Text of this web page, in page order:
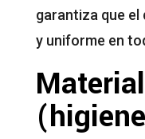
garantiza que el
y uniforme en